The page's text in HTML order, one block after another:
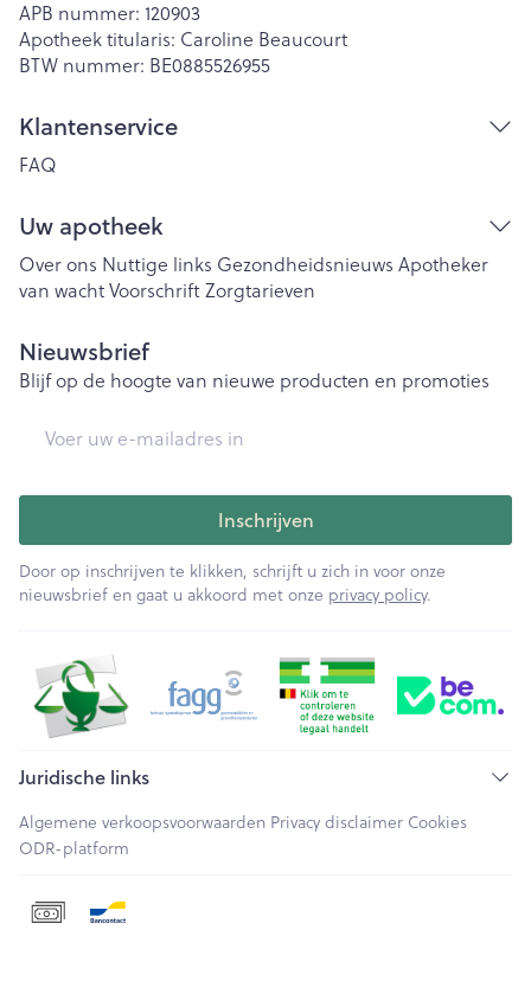
APB nummer: 120903
Apotheek titularis: Caroline Beaucourt
BTW nummer: BE0885526955
Klantenservice
FAQ
Uw apotheek
Over ons Nuttige links Gezondheidsnieuws Apotheker
van wachtVoorschriftZorgtarieven
Nieuwsbrief
Blijf op de hoogte van nieuwe producten en promoties
Inschrijven
Door op inschrijven te klikken, schrijft u zich in voor onze
nieuwsbrief en gaat u akkoord met onze privacy policy.
Juridische links
Algemene verkoopsvoorwaarden Privacy disclaimer Cookies
ODR-platform